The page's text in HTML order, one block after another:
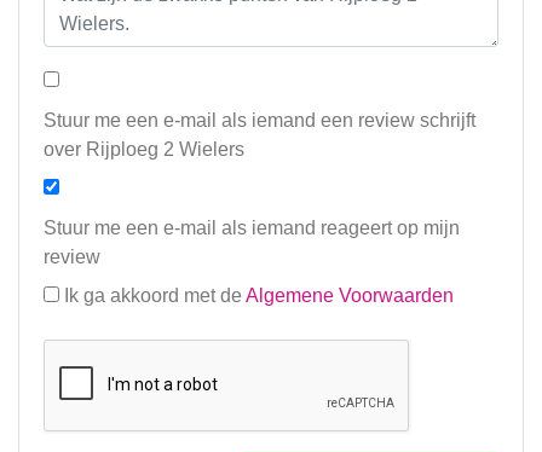
Stuur me een e-mail als iemand een review schrijft
over Rijploeg 2 Wielers
Stuur me een e-mail als iemand reageert op mijn
review
Ik ga akkoord met de Algemene Voorwaarden